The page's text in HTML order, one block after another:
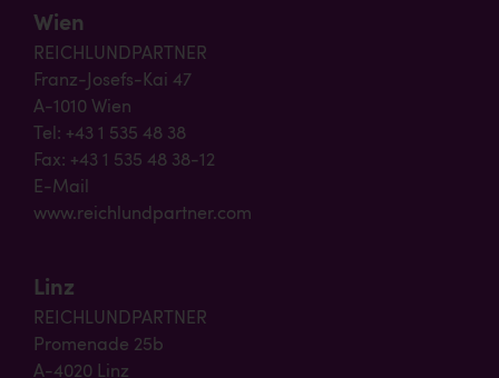
Wien
REICHLUNDPARTNER
Franz-Josefs-Kai 47
A-1010 Wien
Tel: +43 1 535 48 38
Fax: +43 1 535 48 38-12
E-Mail
www.reichlundpartner.com
Linz
REICHLUNDPARTNER
Promenade 25b
A-4020 Linz